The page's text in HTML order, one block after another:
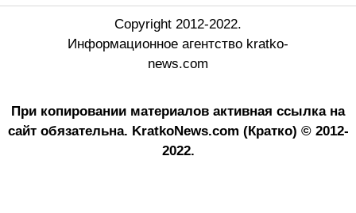
Copyright 2012-2022.
Информационное агентство kratko-
news.com
При копировании материалов активная ссылка на
сайт обязательна. KratkoNews.com (Кратко) © 2012-
2022.